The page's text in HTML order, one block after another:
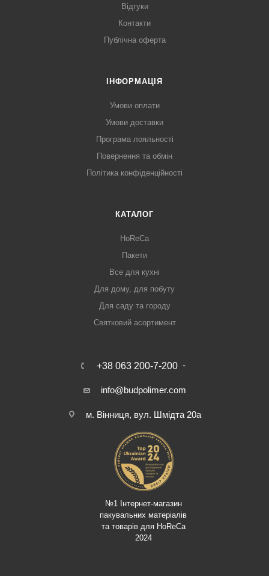
Відгуки
Контакти
Публічна оферта
ІНФОРМАЦІЯ
Умови оплати
Умови доставки
Програма лояльності
Повернення та обмін
Політика конфіденційності
КАТАЛОГ
HoReCa
Пакети
Все для кухні
Для дому, для побуту
Для саду та городу
Святковий асортимент
+38 063 200-7-200
info@budpolimer.com
м. Вінниця, вул. Шмідта 20а
№1 Інтернет-магазин
пакувальних матеріалів
та товарів для HoReCa
2024